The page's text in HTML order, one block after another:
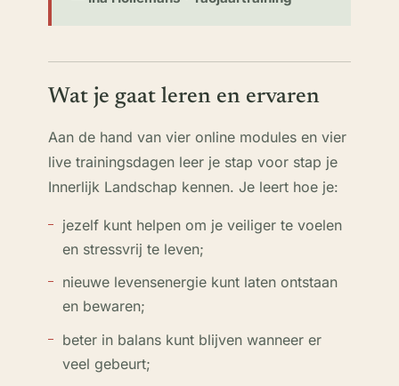
Wat je gaat leren en ervaren
Aan de hand van vier online modules en vier
live trainingsdagen leer je stap voor stap je
Innerlijk Landschap kennen. Je leert hoe je:
jezelf kunt helpen om je veiliger te voelen
en stressvrij te leven;
nieuwe levensenergie kunt laten ontstaan
en bewaren;
beter in balans kunt blijven wanneer er
veel gebeurt;